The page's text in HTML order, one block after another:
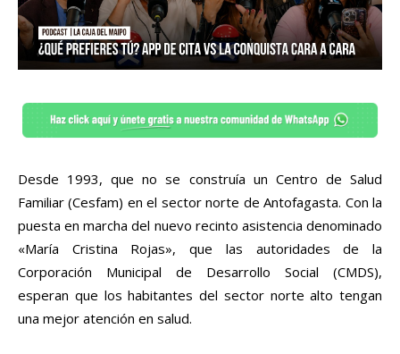
Desde 1993, que no se construía un Centro de Salud
Familiar (Cesfam) en el sector norte de Antofagasta. Con la
puesta en marcha del nuevo recinto asistencia denominado
«María Cristina Rojas», que las autoridades de la
Corporación Municipal de Desarrollo Social (CMDS),
esperan que los habitantes del sector norte alto tengan
una mejor atención en salud.